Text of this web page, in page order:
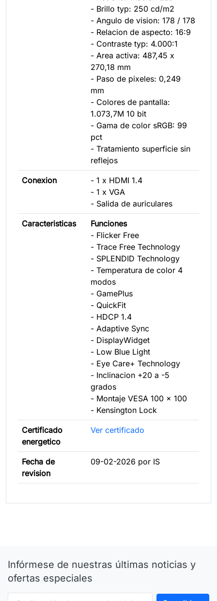
- Brillo typ: 250 cd/m2
- Angulo de vision: 178 / 178
- Relacion de aspecto: 16:9
- Contraste typ: 4.000:1
- Area activa: 487,45 x
270,18 mm
- Paso de pixeles: 0,249
mm
- Colores de pantalla:
1.073,7M 10 bit
- Gama de color sRGB: 99
pct
- Tratamiento superficie sin
reflejos
Conexion
- 1 x HDMI 1.4
- 1 x VGA
- Salida de auriculares
Caracteristicas
Funciones
- Flicker Free
- Trace Free Technology
- SPLENDID Technology
- Temperatura de color 4
modos
- GamePlus
- QuickFit
- HDCP 1.4
- Adaptive Sync
- DisplayWidget
- Low Blue Light
- Eye Care+ Technology
- Inclinacion +20 a -5
grados
- Montaje VESA 100 x 100
- Kensington Lock
Certificado
energetico
Ver certificado
Fecha de
revision
09-02-2026 por IS
Infórmese de nuestras últimas noticias y
ofertas especiales